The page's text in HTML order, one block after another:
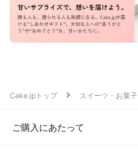
Cake.jpトップ スイーツ・お菓子
ご購入にあたって